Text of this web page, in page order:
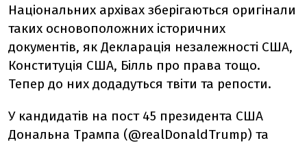
Національних архівах зберігаються оригінали
таких основоположних історичних
документів, як Декларація незалежності США,
Конституція США, Білль про права тощо.
Тепер до них додадуться твіти та репости.
У кандидатів на пост 45 президента США
Дональна Трампа (@realDonaldTrump) та